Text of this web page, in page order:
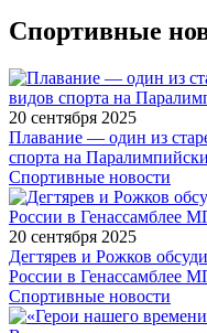
Спортивные
20 сентября 2025
Плавание — один из
спорта на
Спортивные новости
20 сентября 2025
Дегтярев и Рожков
России в Генассамблее
Спортивные новости